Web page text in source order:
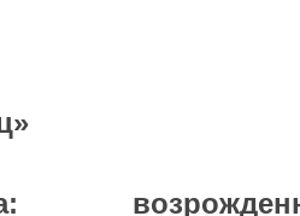
»